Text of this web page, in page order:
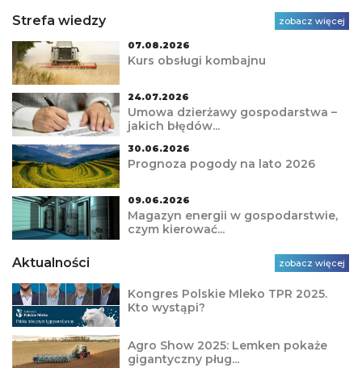
Strefa wiedzy
zobacz więcej
07.08.2026
Kurs obsługi kombajnu
24.07.2026
Umowa dzierżawy gospodarstwa –
jakich błędów...
30.06.2026
Prognoza pogody na lato 2026
09.06.2026
Magazyn energii w gospodarstwie,
czym kierować...
Aktualności zobacz więcej
Kongres Polskie Mleko TPR 2025.
Kto wystąpi?
Agro Show 2025: Lemken pokaże
gigantyczny pług...